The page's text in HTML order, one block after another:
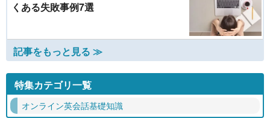
くある失敗事例7選
記事をもっと見る ≫
特集カテゴリ一覧
オンライン英会話基礎知識